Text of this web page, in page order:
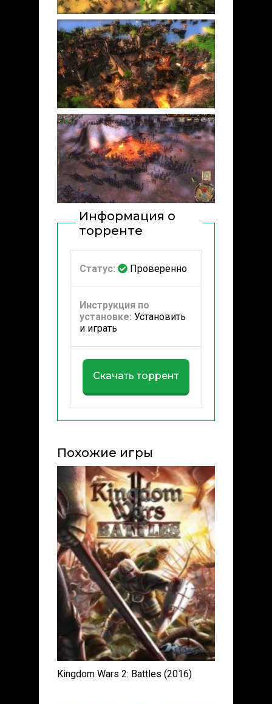
Информация о
торренте
Статус: Проверенно
Инструкция по
установке: Установить
и играть
Скачать торрент
Похожие игры
Kingdom Wars 2: Battles (2016)